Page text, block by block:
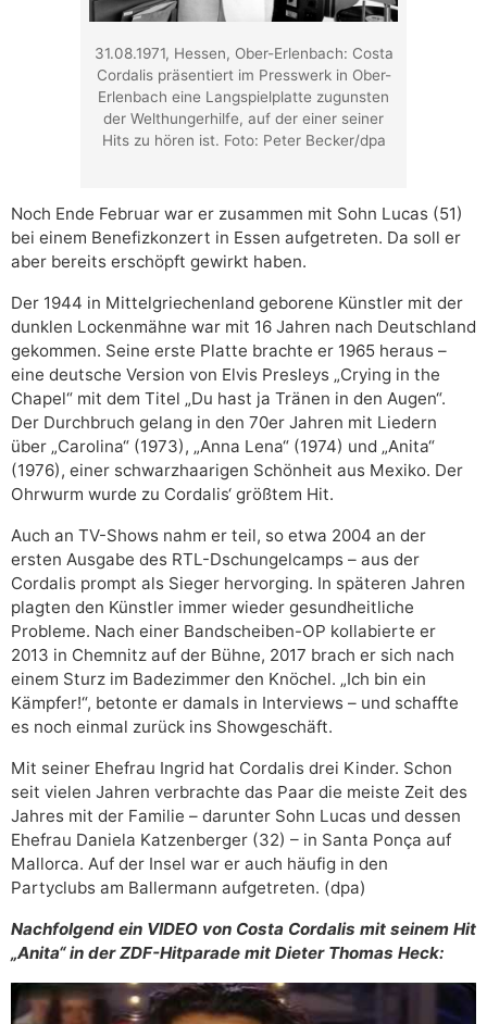
31.08.1971, Hessen, Ober-Erlenbach: Costa
Cordalis präsentiert im Presswerk in Ober-
Erlenbach eine Langspielplatte zugunsten
der Welthungerhilfe, auf der einer seiner
Hits zu hören ist. Foto: Peter Becker/dpa
Noch Ende Februar war er zusammen mit Sohn Lucas (51)
bei einem Benefizkonzert in Essen aufgetreten. Da soll er
aber bereits erschöpft gewirkt haben.
Der 1944 in Mittelgriechenland geborene Künstler mit der
dunklen Lockenmähne war mit 16 Jahren nach Deutschland
gekommen. Seine erste Platte brachte er 1965 heraus –
eine deutsche Version von Elvis Presleys „Crying in the
Chapel“ mit dem Titel „Du hast ja Tränen in den Augen“.
Der Durchbruch gelang in den 70er Jahren mit Liedern
über „Carolina“ (1973), „Anna Lena“ (1974) und „Anita“
(1976), einer schwarzhaarigen Schönheit aus Mexiko. Der
Ohrwurm wurde zu Cordalis‘ größtem Hit.
Auch an TV-Shows nahm er teil, so etwa 2004 an der
ersten Ausgabe des RTL-Dschungelcamps – aus der
Cordalis prompt als Sieger hervorging. In späteren Jahren
plagten den Künstler immer wieder gesundheitliche
Probleme. Nach einer Bandscheiben-OP kollabierte er
2013 in Chemnitz auf der Bühne, 2017 brach er sich nach
einem Sturz im Badezimmer den Knöchel. „Ich bin ein
Kämpfer!“, betonte er damals in Interviews – und schaffte
es noch einmal zurück ins Showgeschäft.
Mit seiner Ehefrau Ingrid hat Cordalis drei Kinder. Schon
seit vielen Jahren verbrachte das Paar die meiste Zeit des
Jahres mit der Familie – darunter Sohn Lucas und dessen
Ehefrau Daniela Katzenberger (32) – in Santa Ponça auf
Mallorca. Auf der Insel war er auch häufig in den
Partyclubs am Ballermann aufgetreten. (dpa)
Nachfolgend ein VIDEO von Costa Cordalis mit seinem Hit
„Anita“ in der ZDF-Hitparade mit Dieter Thomas Heck: